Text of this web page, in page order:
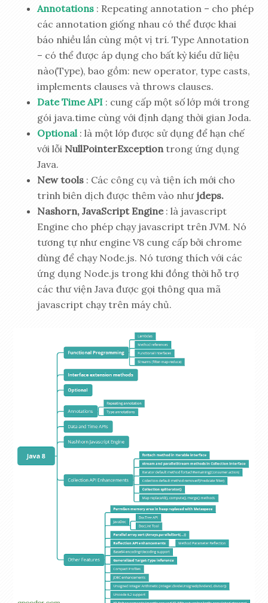
Annotations : Repeating annotation – cho phép
các annotation giống nhau có thể được khai
báo nhiều lần cùng một vị trí. Type Annotation
– có thể được áp dụng cho bất kỳ kiểu dữ liệu
nào(Type), bao gồm: new operator, type casts,
implements clauses và throws clauses.
Date Time API : cung cấp một số lớp mới trong
gói java.time cùng với định dạng thời gian Joda.
Optional : là một lớp được sử dụng để hạn chế
với lỗi NullPointerExceptiontrong ứng dụng
Java.
New tools : Các công cụ và tiện ích mới cho
trình biên dịch được thêm vào như jdeps.
Nashorn, JavaScript Engine: là javascript
Engine cho phép chạy javascript trên JVM. Nó
tương tự như engine V8 cung cấp bởi chrome
dùng để chạy Node.js. Nó tương thích với các
ứng dụng Node.js trong khi đồng thời hỗ trợ
các thư viện Java được gọi thông qua mã
javascript chạy trên máy chủ.